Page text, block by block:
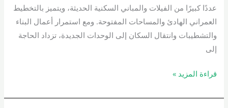
عددًا كبيرًا من الفيلات والمباني السكنية الحديثة، ويتميز بالتخطيط
العمراني الهادئ والمساحات المفتوحة. ومع استمرار أعمال البناء
والتشطيبات وانتقال السكان إلى الوحدات الجديدة، تزداد الحاجة
إلى
قراءة المزيد »